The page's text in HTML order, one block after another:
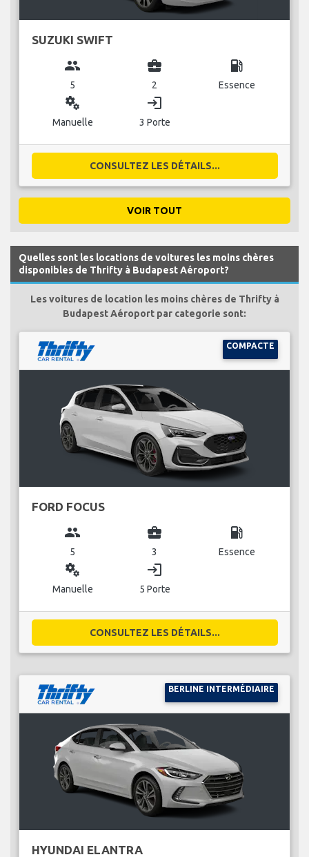
SUZUKI SWIFT
group
5
business_center
2
local_gas_station
Essence
miscellaneous_services
Manuelle
login
3 Porte
CONSULTEZ LES DÉTAILS...
VOIR TOUT
Quelles sont les locations de voitures les moins chères
disponibles de Thrifty à Budapest Aéroport?
Les voitures de location les moins chères de Thrifty à
Budapest Aéroport par categorie sont:
COMPACTE
FORD FOCUS
group
5
business_center
3
local_gas_station
Essence
miscellaneous_services
Manuelle
login
5 Porte
CONSULTEZ LES DÉTAILS...
BERLINE INTERMÉDIAIRE
HYUNDAI ELANTRA